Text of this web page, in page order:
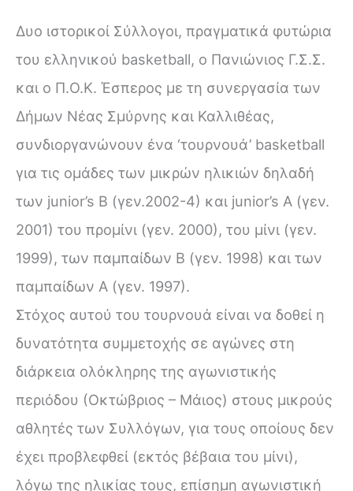
Δυο ιστορικοί Σύλλογοι, πραγματικά φυτώρια
του ελληνικού basketball, ο Πανιώνιος Γ.Σ.Σ.
και ο Π.Ο.Κ. Έσπερος με τη συνεργασία των
Δήμων Νέας Σμύρνης και Καλλιθέας,
συνδιοργανώνουν ένα ‘τουρνουά’ basketball
για τις ομάδες των μικρών ηλικιών δηλαδή
των junior’s Β (γεν.2002-4) και junior’s Α (γεν.
2001) του προμίνι (γεν. 2000), του μίνι (γεν.
1999), των παμπαίδων Β (γεν. 1998) και των
παμπαίδων Α (γεν. 1997).
Στόχος αυτού του τουρνουά είναι να δοθεί η
δυνατότητα συμμετοχής σε αγώνες στη
διάρκεια ολόκληρης της αγωνιστικής
περιόδου (Οκτώβριος – Μάιος) στους μικρούς
αθλητές των Συλλόγων, για τους οποίους δεν
έχει προβλεφθεί (εκτός βέβαια του μίνι),
λόγω της ηλικίας τους, επίσημη αγωνιστική